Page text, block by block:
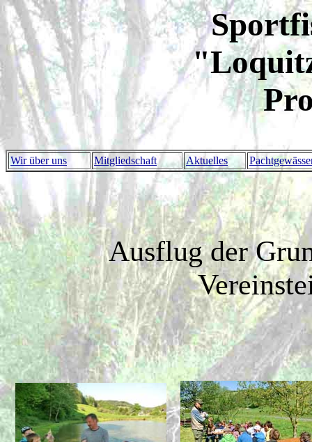
Wir über uns Mitgliedschaft Aktuelles
Ausflug der